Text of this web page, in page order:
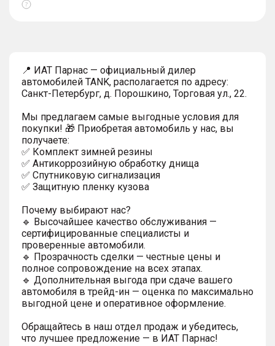
Показать
📍 ИАТ Парнас — официальный дилер
автомобилей TANK, располагается по адресу:
Санкт-Петербург, д. Порошкино, Торговая ул., 22.
Мы предлагаем самые выгодные условия для
покупки! 🎁 Приобретая автомобиль у нас, вы
получаете:
✅ Комплект зимней резины
✅ Антикоррозийную обработку днища
✅ Спутниковую сигнализация
✅ Защитную пленку кузова
Почему выбирают нас?
🔹 Высочайшее качество обслуживания —
сертифицированные специалисты и
проверенные автомобили.
🔹 Прозрачность сделки — честные цены и
полное сопровождение на всех этапах.
🔹 Дополнительная выгода при сдаче вашего
автомобиля в трейд-ин — оценка по максимально
выгодной цене и оперативное оформление.
Обращайтесь в наш отдел продаж и убедитесь,
что лучшее предложение — в ИАТ Парнас!